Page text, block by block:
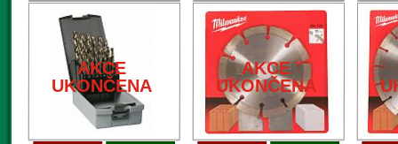
AKCE
UKONČENA
AKCE
UKONČENA